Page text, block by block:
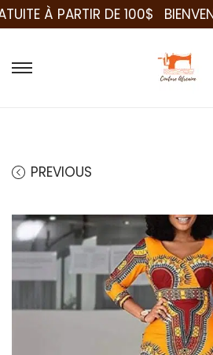
DE 100$ BIENVENUE SUR
PREVIOUS